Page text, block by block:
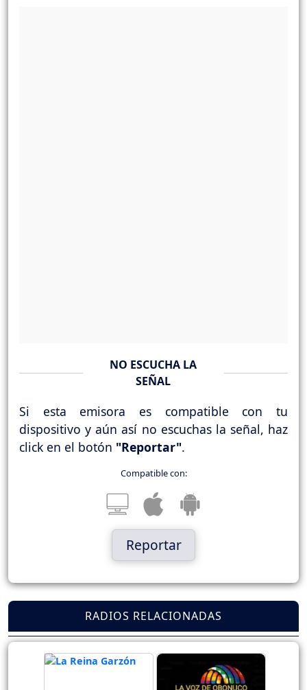
NO ESCUCHA LA
SEÑAL
Si esta emisora es compatible con tu
dispositivo y aún así no escuchas la señal, haz
click en el botón "Reportar".
Compatible con:
Reportar
RADIOS RELACIONADAS